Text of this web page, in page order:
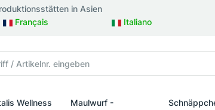
in Asien
Français Italiano
Wellness
Maulwurf -